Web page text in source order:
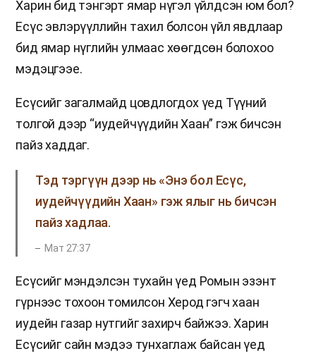
Харин бид тэнгэрт ямар нүгэл үйлдсэн юм бол?
Есүс эвлэрүүллийн тахил болсон үйл явдлаар
бид ямар нүглийн улмаас хөөгдсөн болохоо
мэдэцгээе.
Есүсийг загалмайд цовдлогдох үед Түүний
толгой дээр “иудейчүүдийн Хаан” гэж бичсэн
пайз хаддаг.
Тэд тэргүүн дээр нь «Энэ бол Есүс,
иудейчүүдийн Хаан» гэж ялыг нь бичсэн
пайз хадлаа.
Мат 27:37
Есүсийг мэндэлсэн тухайн үед Ромын эзэнт
гүрнээс тохоон томилсон Херод гэгч хаан
иудейн газар нутгийг захирч байжээ. Харин
Есүсийг сайн мэдээ тунхаглаж байсан үед